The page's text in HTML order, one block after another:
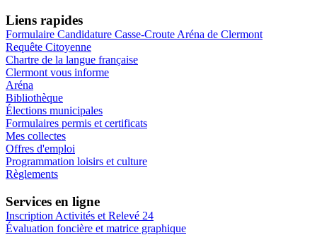
Liens rapides
Formulaire Candidature Casse-Croute Aréna de Clermont
Requête Citoyenne
Chartre de la langue française
Clermont vous informe
Aréna
Bibliothèque
Élections municipales
Formulaires permis et certificats
Mes collectes
Offres d'emploi
Programmation loisirs et culture
Règlements
Services en ligne
Inscription Activités et Relevé 24
Évaluation foncière et matrice graphique